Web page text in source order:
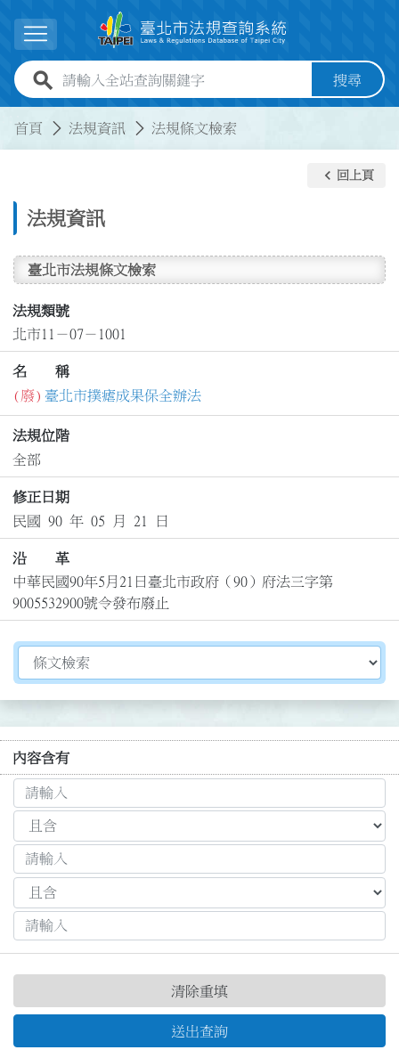
展開選單
全站查詢關鍵字欄位 搜尋
首頁 法規資訊 法規條文檢索
法規資訊
keyboard_arrow_left 回上頁
臺北市法規條文檢索
法規類號
北市11－07－1001
名 稱
(廢) 臺北市撲瘧成果保全辦法
法規位階
全部
修正日期
民國 90 年 05 月 21 日
沿 革
中華民國90年5月21日臺北市政府（90）府法三字第
9005532900號令發布廢止
切換選擇法規資訊內容
內容含有
送出查詢
清除重填